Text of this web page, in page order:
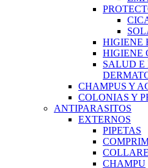
HIGIENE
HIGIENE
SALUD E
CHAMPUS Y
COLONIAS Y
ANTIPARASITOS
EXTERNOS
PIPETAS
CHAMPU